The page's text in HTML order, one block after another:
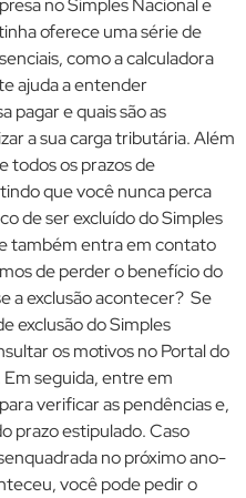
no Simples Nacional e
oferece uma série de
como a calculadora
ajuda a entender
pagar e quais são as
a sua carga tributária. Além
todos os prazos de
que você nunca perca
de ser excluído do Simples
também entra em contato
de perder o benefício do
a exclusão acontecer? Se
exclusão do Simples
os motivos no Portal do
seguida, entre em
verificar as pendências e,
prazo estipulado. Caso
no próximo ano-
você pode pedir o